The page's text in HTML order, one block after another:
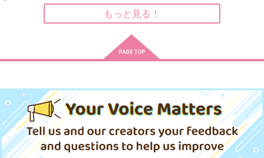
推しが来たけど絶対ド
ッキリだと思ってる俺
Collect Mania
反社とフリーター 日
常編
Collect Mania
Happy Birthday, MEI
KO!
黒猫大和
ジャマ
Ver. illustration by M
achi 完成品 豪華版
20,680円（税込）
サンプル
ストB2タペストリー
（この恋、おくちにあ
の白姫さんは問題児の
俺と毎日キスしてる
～）
KADOKAWA
1,650円（税込）
サンプル
もっと見る！